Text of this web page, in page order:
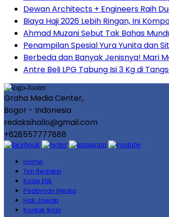
Dewan Architects + Engineers Raih
Biaya Haji 2026 Lebih Ringan, Ini
Ahmad Muzani Sebut Tak Bahas
Penampilan Spesial Yura Yunita dan
Berbeda dan Banyak Jenisnya! Mari
Antre Beli LPG Tabung Isi 3 Kg di
Graha Media Center,
Bogor - Indonesia
redaksihallo@gmail.com
+628557777888
Home
Tim Redaksi
Kode Etik
Pedoman Media
Hak Jawab
Kontak Iklan